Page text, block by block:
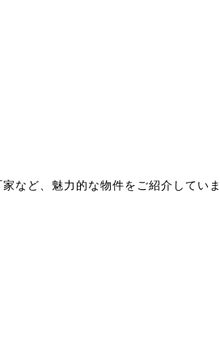
など、魅力的な物件をご紹介していま